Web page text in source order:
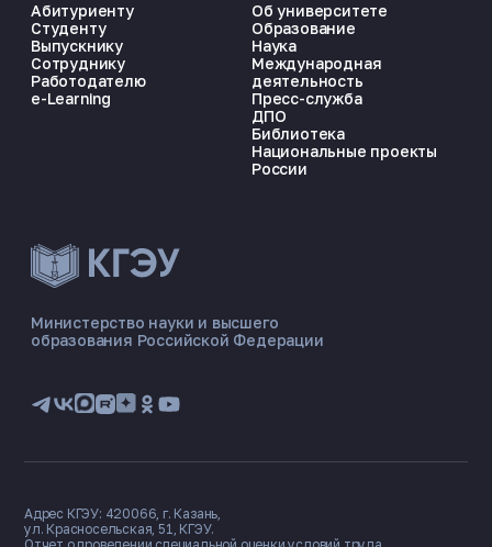
ЭНЕРГОКОД — ПОМОЩНИК КГЭУ
📋 Приёмная комиссия
🏠 Общежитие
Министерство науки и высшего
образования Российской Федерации
Абитуриенту
Студенту
Выпускнику
Сотруднику
Работодателю
e-Learning
Об университете
Образование
Наука
Международная
деятельность
Пресс-служба
ДПО
Библиотека
Национальные проекты
России
Адрес КГЭУ: 420066, г. Казань,
ул. Красносельская, 51, КГЭУ.